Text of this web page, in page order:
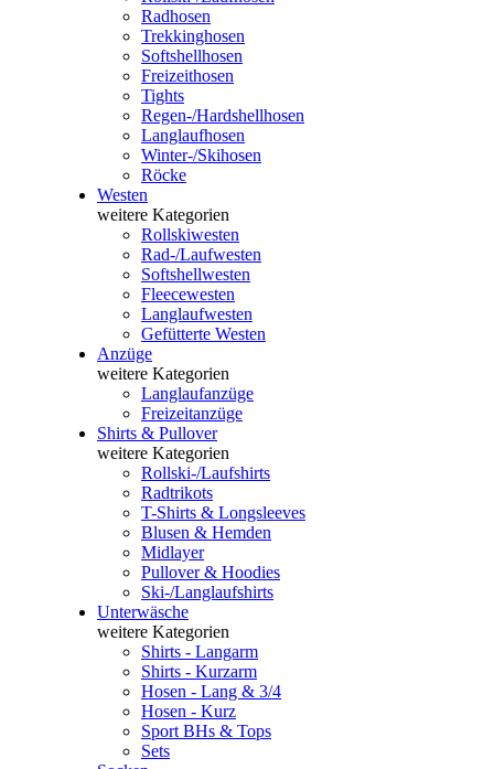
Radhosen
Trekkinghosen
Softshellhosen
Freizeithosen
Tights
Regen-/Hardshellhosen
Langlaufhosen
Winter-/Skihosen
Röcke
Westen
weitere Kategorien
Rollskiwesten
Rad-/Laufwesten
Softshellwesten
Fleecewesten
Langlaufwesten
Gefütterte Westen
Anzüge
weitere Kategorien
Langlaufanzüge
Freizeitanzüge
Shirts & Pullover
weitere Kategorien
Rollski-/Laufshirts
Radtrikots
T-Shirts & Longsleeves
Blusen & Hemden
Midlayer
Pullover & Hoodies
Ski-/Langlaufshirts
Unterwäsche
weitere Kategorien
Shirts - Langarm
Shirts - Kurzarm
Hosen - Lang & 3/4
Hosen - Kurz
Sport BHs & Tops
Sets